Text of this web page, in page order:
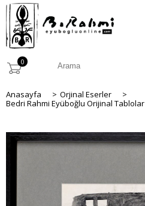
0
Anasayfa > Orjinal Eserler
>
Bedri Rahmi Eyüboğlu Orijinal Tablolar